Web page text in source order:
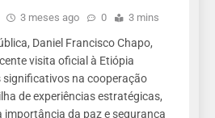
3 meses ago 0 3 mins
Daniel Francisco Chapo,
visita oficial à Etiópia
significativos na cooperação
de experiências estratégicas,
importância da paz e segurança